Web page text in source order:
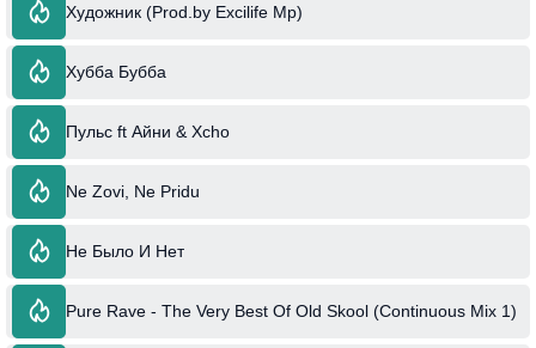
Художник (Prod.by Excilife Mp)
Хубба Бубба
Пульс ft Айни & Xcho
Ne Zovi, Ne Pridu
Не Было И Нет
Pure Rave - The Very Best Of Old Skool (Continuous Mix 1)